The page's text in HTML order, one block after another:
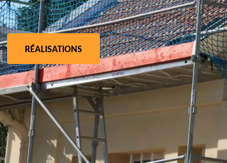
RÉALISATIONS